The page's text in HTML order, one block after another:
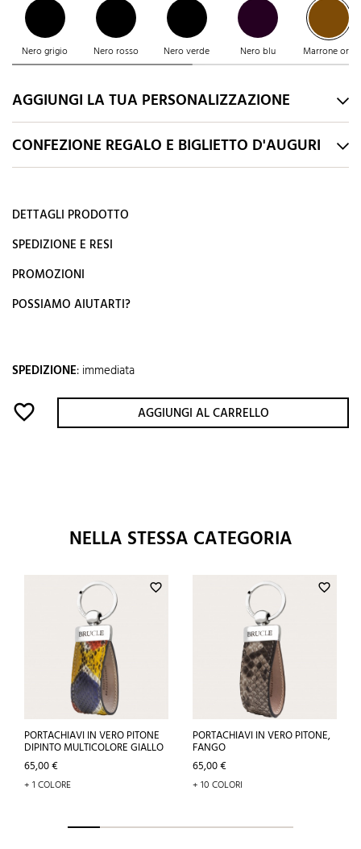
Nero grigio Nero rosso Nero verde Nero blu Marrone oro
AGGIUNGI LA TUA PERSONALIZZAZIONE
CONFEZIONE REGALO E BIGLIETTO D'AUGURI
DETTAGLI PRODOTTO
SPEDIZIONE E RESI
PROMOZIONI
POSSIAMO AIUTARTI?
SPEDIZIONE: immediata
favorite_border AGGIUNGI AL CARRELLO
NELLA STESSA CATEGORIA
favorite_border
PORTACHIAVI IN VERO PITONE
DIPINTO MULTICOLORE GIALLO
Prezzo
65,00 €
+ 1 COLORE
favorite_border
PORTACHIAVI IN VERO PITONE,
FANGO
Prezzo
65,00 €
+ 10 COLORI